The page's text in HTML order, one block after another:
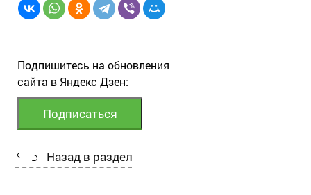
Подпишитесь на обновления
сайта в Яндекс Дзен:
Назад в раздел